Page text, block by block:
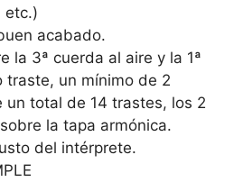
etc.)
acabado.
la 3ª cuerda al aire y la 1ª
traste, un mínimo de 2
un total de 14 trastes, los 2
la tapa armónica.
del intérprete.